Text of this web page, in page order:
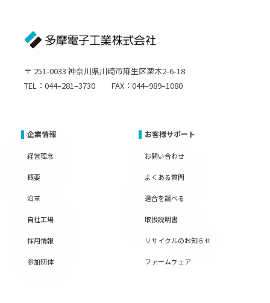
〒 251-0033 神奈川県川崎市麻生区栗木2-6-18
TEL：044–281–3730 FAX：044–989–1080
企業情報
経営理念
概要
沿革
自社工場
採用情報
参加団体
お客様サポート
お問い合わせ
よくある質問
適合を調べる
取扱説明書
リサイクルのお知らせ
ファームウェア